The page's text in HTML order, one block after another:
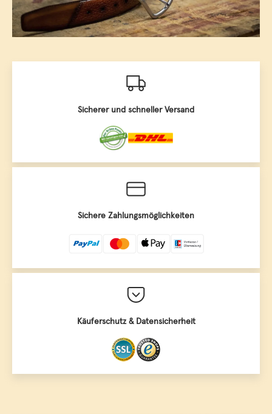
Sicherer und schneller Versand
Sichere Zahlungsmöglichkeiten
Käuferschutz & Datensicherheit